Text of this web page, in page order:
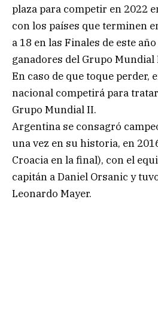
plaza para competir en 2022
con los países que terminen
a 18 en las Finales de este
ganadores del Grupo Mundial
En caso de que toque perder,
nacional competirá para
Grupo Mundial II.
Argentina se consagró
una vez en su historia, en
Croacia en la final), con el
capitán a Daniel Orsanic y
Leonardo Mayer.